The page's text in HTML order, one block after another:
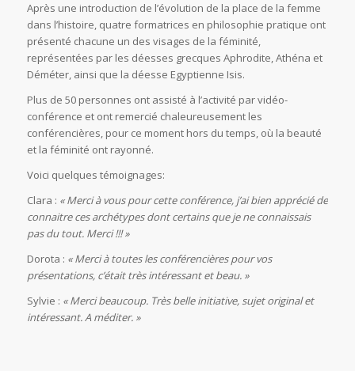
Après une introduction de l’évolution de la place de la femme
dans l’histoire, quatre formatrices en philosophie pratique ont
présenté chacune un des visages de la féminité,
représentées par les déesses grecques Aphrodite, Athéna et
Déméter, ainsi que la déesse Egyptienne Isis.
Plus de 50 personnes ont assisté à l’activité par vidéo-
conférence et ont remercié chaleureusement les
conférencières, pour ce moment hors du temps, où la beauté
et la féminité ont rayonné.
Voici quelques témoignages:
Clara : « Merci à vous pour cette conférence, j’ai bien apprécié de
connaitre ces archétypes dont certains que je ne connaissais
pas du tout. Merci !!! »
Dorota : « Merci à toutes les conférencières pour vos
présentations, c’était très intéressant et beau. »
Sylvie : « Merci beaucoup. Très belle initiative, sujet original et
intéressant. A méditer. »